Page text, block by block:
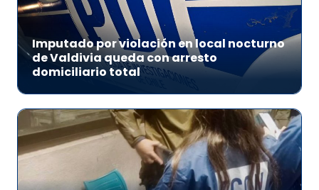
Imputado por violación en local nocturno
de Valdivia queda con arresto
domiciliario total